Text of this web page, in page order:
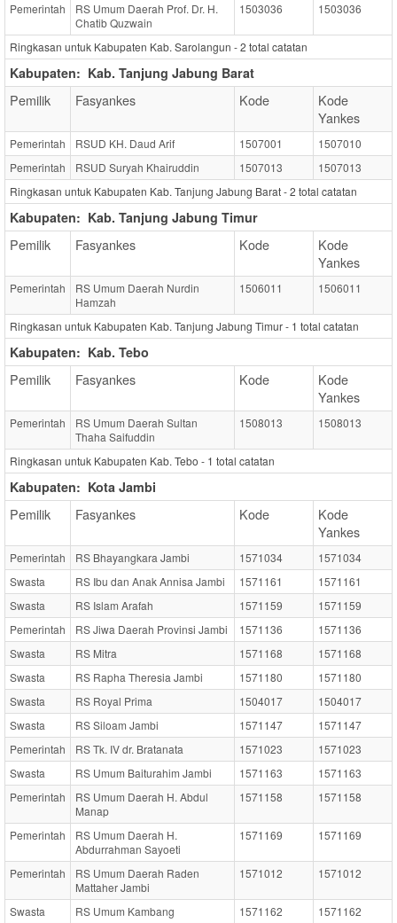
Pemerintah
RS Umum Daerah Prof. Dr. H.
Chatib Quzwain
1503036 1503036
Ringkasan untuk Kabupaten Kab. Sarolangun -2 total catatan
Kabupaten: Kab. Tanjung Jabung Barat
Pemilik Fasyankes Kode
Kode
Yankes
Pemerintah RSUD KH. Daud Arif 1507001
1507010
Pemerintah
RSUD Suryah Khairuddin 1507013
1507013
Ringkasan untuk Kabupaten Kab. Tanjung Jabung Barat -2 total catatan
Kabupaten: Kab. Tanjung Jabung Timur
Pemilik Fasyankes Kode
Kode
Yankes
Pemerintah
RS Umum Daerah Nurdin
Hamzah
1506011 1506011
Ringkasan untuk Kabupaten Kab. Tanjung Jabung Timur - 1 total catatan
Kabupaten: Kab. Tebo
Pemilik Fasyankes Kode
Kode
Yankes
Pemerintah
RS Umum Daerah Sultan
Thaha Saifuddin
1508013 1508013
Ringkasan untuk Kabupaten Kab. Tebo - 1 total catatan
Kabupaten: Kota Jambi
Pemilik Fasyankes Kode
Kode
Yankes
Pemerintah RS Bhayangkara Jambi 1571034
1571034
Swasta
RS Ibu dan Anak Annisa Jambi 1571161
1571161
Swasta
RS Islam Arafah 1571159
1571159
Pemerintah
RS Jiwa Daerah Provinsi Jambi 1571136
1571136
Swasta
RS Mitra 1571168
1571168
Swasta
RS Rapha Theresia Jambi 1571180
1571180
Swasta
RS Royal Prima 1504017
1504017
Swasta
RS Siloam Jambi 1571147
1571147
Pemerintah
RS Tk. IV dr. Bratanata 1571023
1571023
Swasta
RS Umum Baiturahim Jambi 1571163
1571163
Pemerintah
RS Umum Daerah H. Abdul
Manap
1571158 1571158
Pemerintah
RS Umum Daerah H.
Abdurrahman Sayoeti
1571169 1571169
Pemerintah
RS Umum Daerah Raden
Mattaher Jambi
1571012 1571012
Swasta RS Umum Kambang 1571162
1571162